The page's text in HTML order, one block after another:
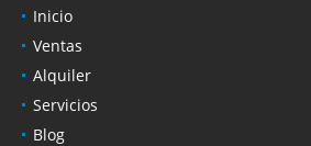
Inicio
Ventas
Alquiler
Servicios
Blog